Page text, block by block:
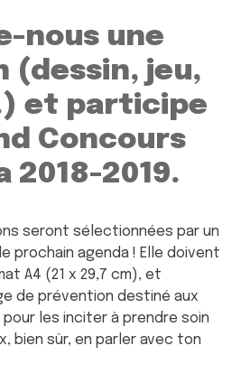
nous une
(dessin, jeu,
et participe
Concours
2018-2019.
seront sélectionnées par un
prochain agenda ! Elle doivent
A4 (21 x 29,7 cm), et
de prévention destiné aux
les inciter à prendre soin
bien sûr, en parler avec ton